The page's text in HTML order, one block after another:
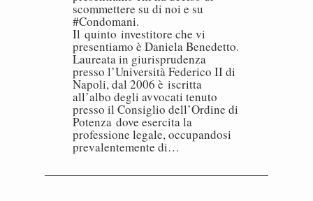
scommettere su di noi e su
#Condomani.
Il quinto investitore che vi
presentiamo è Daniela Benedetto.
Laureata in giurisprudenza
presso l’Università Federico II di
Napoli, dal 2006 è iscritta
all’albo degli avvocati tenuto
presso il Consiglio dell’Ordine di
Potenza dove esercita la
professione legale, occupandosi
prevalentemente di…